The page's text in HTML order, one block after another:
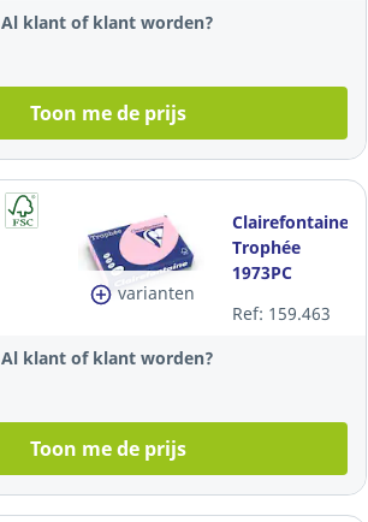
Al klant of klant worden?
Toon me de prijs
varianten
Clairefontaine
Trophée
1973PC
papier, 80 g,
Ref: 159.463
Al klant of klant worden?
Toon me de prijs